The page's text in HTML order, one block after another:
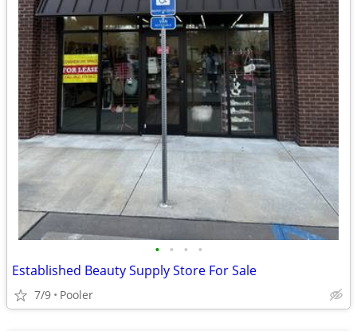
• • • •
Established Beauty Supply Store For Sale
7/9 Pooler